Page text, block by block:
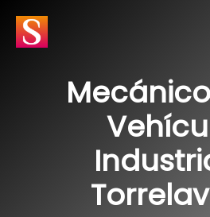
contenido